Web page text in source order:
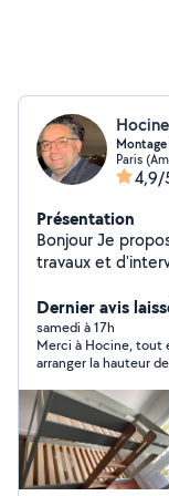
Paris
4,9/
Présentation
Bonjour Je propose mes services pour tout type de
travaux et
PRESTATION PROPOSÉE
touts types de
.Aide au
(assiettes,verres
meuble,tableaux
RÉNOVATION : -penture -
bricolage INSTALLATION DE SYSTÈMES DE SÉCURITÉ : -
caméra de surveillance -systèmes de
Dernier avis
samedi à 17h
Merci à Hocine, tout
arranger la hauteur
excellent rapport